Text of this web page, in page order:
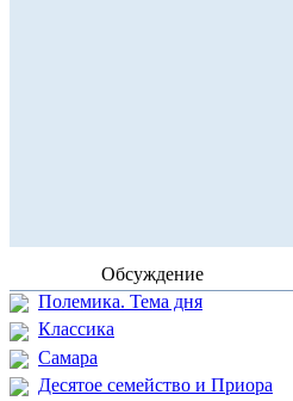
Обсуждение
Полемика. Тема дня
Классика
Самара
Десятое семейство и Приора